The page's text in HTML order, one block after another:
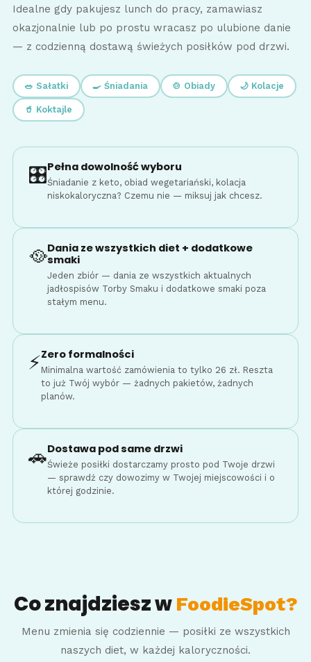
Idealne gdy pakujesz lunch do pracy, zamawiasz
okazjonalnie lub po prostu wracasz po ulubione danie
— z codzienną dostawą świeżych posiłków pod drzwi.
🥗 Sałatki 🍳 Śniadania 🍲 Obiady 🌙 Kolacje
🥤 Koktajle
🎛️Pełna dowolność wyboru
Śniadanie z keto, obiad wegetariański, kolacja
niskokaloryczna? Czemu nie — miksuj jak chcesz.
🥘Dania ze wszystkich diet + dodatkowe
smaki
Jeden zbiór — dania ze wszystkich aktualnych
jadłospisów Torby Smaku i dodatkowe smaki poza
stałym menu.
⚡Zero formalności
Minimalna wartość zamówienia to tylko 26 zł. Reszta
to już Twój wybór — żadnych pakietów, żadnych
planów.
🚗Dostawa pod same drzwi
Świeże posiłki dostarczamy prosto pod Twoje drzwi
— sprawdź czy dowozimy w Twojej miejscowości i o
której godzinie.
Co znajdziesz w FoodieSpot?
Menu zmienia się codziennie — posiłki ze wszystkich
naszych diet, w każdej kaloryczności.